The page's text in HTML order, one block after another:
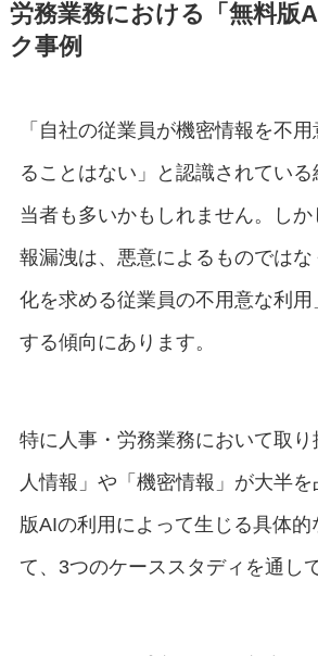
労務業務における「無料版
ク事例
「自社の従業員が機密情報を不
ることはない」と認識されてい
当者も多いかもしれません。し
報漏洩は、悪意によるものでは
化を求める従業員の不用意な利用
する傾向にあります。
特に人事・労務業務において取
人情報」や「機密情報」が大半
版AIの利用によって生じる具体的
て、3つのケーススタディを通し